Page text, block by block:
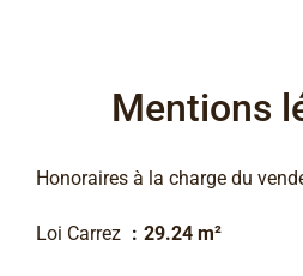
Mentions
Honoraires à la charge du
Loi Carrez 29.24 m²